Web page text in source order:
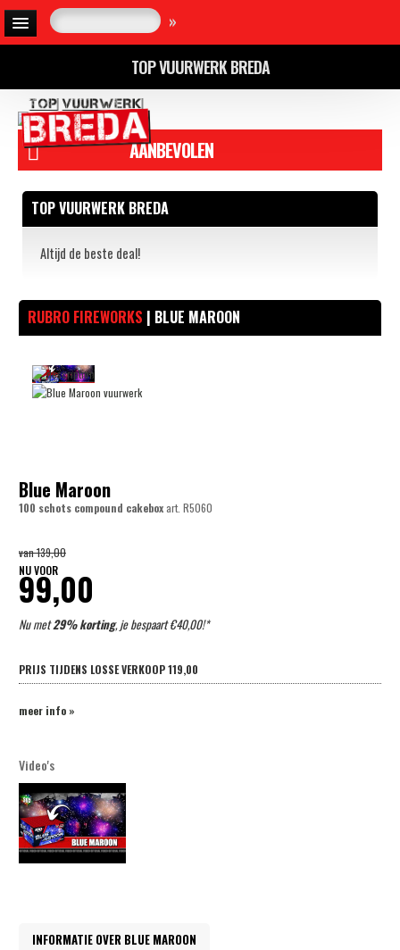
»
TOP VUURWERK BREDA
AANBEVOLEN
TOP VUURWERK BREDA
Altijd de beste deal!
RUBRO FIREWORKS | BLUE MAROON
Blue Maroon
100 schots compound cakeboxart. R5060
van139,00
NU VOOR
99,00
Nu met29% korting, je bespaart €40,00!*
PRIJS TIJDENS LOSSE VERKOOP119,00
meer info »
Video's
INFORMATIE OVER BLUE MAROON